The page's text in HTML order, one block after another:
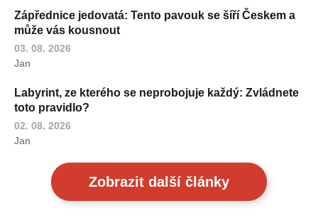
Zápřednice jedovatá: Tento pavouk se šíří Českem a
může vás kousnout
03. 08. 2026
Jan
Labyrint, ze kterého se neprobojuje každý: Zvládnete
toto pravidlo?
02. 08. 2026
Jan
Zobrazit další články